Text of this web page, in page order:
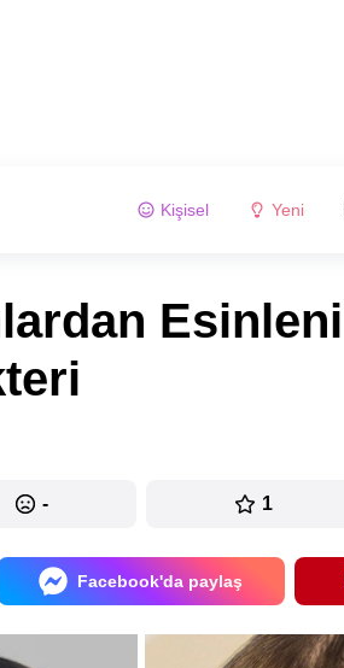
Kişisel Yeni
- 1
Facebook'da paylaş